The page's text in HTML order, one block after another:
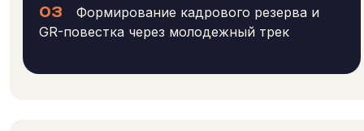
03
Формирование кадрового резерва и
GR-повестка через молодежный трек